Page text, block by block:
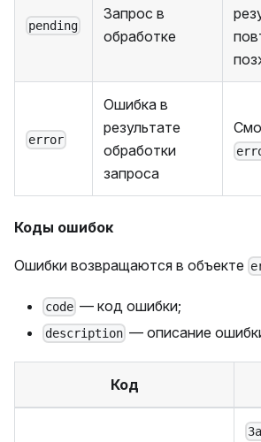
pending
Запрос в
обработке
error
Ошибка в
результате
обработки
запроса
Коды ошибок
Ошибки возвращаются в объекте
code — код ошибки;
description — описание
Код